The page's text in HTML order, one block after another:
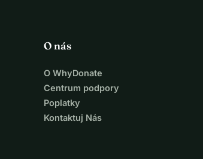
O nás
O WhyDonate
Centrum podpory
Poplatky
Kontaktuj Nás